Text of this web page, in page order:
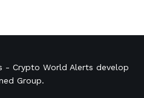
- Crypto World Alerts develop
Group.